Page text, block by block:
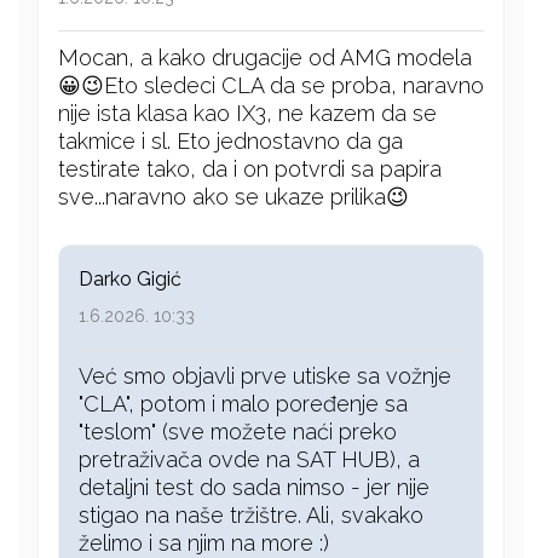
Mocan, a kako drugacije od AMG modela
😀😉Eto sledeci CLA da se proba, naravno
nije ista klasa kao IX3, ne kazem da se
takmice i sl. Eto jednostavno da ga
testirate tako, da i on potvrdi sa papira
sve...naravno ako se ukaze prilika😉
Darko Gigić
1.6.2026. 10:33
Već smo objavli prve utiske sa vožnje
"CLA", potom i malo poređenje sa
"teslom" (sve možete naći preko
pretraživača ovde na SAT HUB), a
detaljni test do sada nimso - jer nije
stigao na naše tržištre. Ali, svakako
želimo i sa njim na more :)